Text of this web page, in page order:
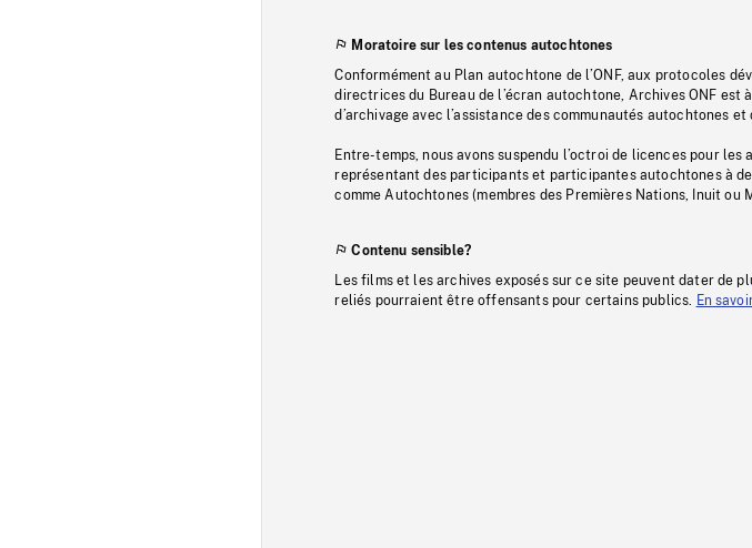
Moratoire sur les contenus autochtones
Conformément au Plan autochtone de l’ONF, aux protocoles
directrices du Bureau de l’écran autochtone, Archives ONF
d’archivage avec l’assistance des communautés autochtones
Entre-temps, nous avons suspendu l’octroi de licences pour
représentant des participants et participantes autochtones à
comme Autochtones (membres des Premières Nations, Inuit ou
Contenu sensible?
Les films et les archives exposés sur ce site peuvent dater de
reliés pourraient être offensants pour certains publics. En